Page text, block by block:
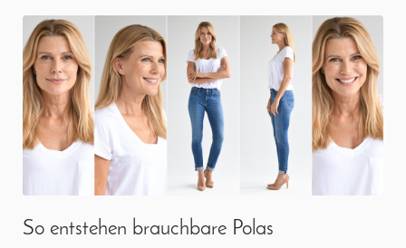
So entstehen brauchbare Polas